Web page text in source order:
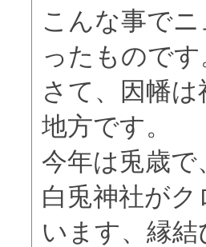
こんな事で
ったものです
さて、因幡
地方です。
今年は兎歳
白兎神社が
います、縁